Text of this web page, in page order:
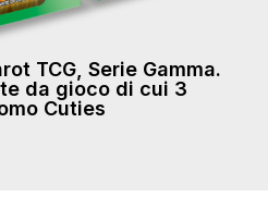
TCG, Serie Gamma.
da gioco di cui 3
Cuties